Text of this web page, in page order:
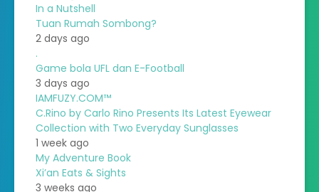
In a Nutshell
Tuan Rumah Sombong?
2 days ago
.
Game bola UFL dan E-Football
3 days ago
IAMFUZY.COM™
C.Rino by Carlo Rino Presents Its Latest Eyewear
Collection with Two Everyday Sunglasses
1 week ago
My Adventure Book
Xi’an Eats & Sights
3 weeks ago